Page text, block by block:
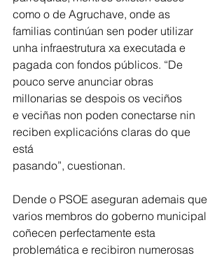
como o de Agruchave, onde as
familias continúan sen poder utilizar
unha infraestrutura xa executada e
pagada con fondos públicos. “De
pouco serve anunciar obras
millonarias se despois os veciños
e veciñas non poden conectarse nin
reciben explicacións claras do que
está
pasando”, cuestionan.
Dende o PSOE aseguran ademais que
varios membros do goberno municipal
coñecen perfectamente esta
problemática e recibiron numerosas